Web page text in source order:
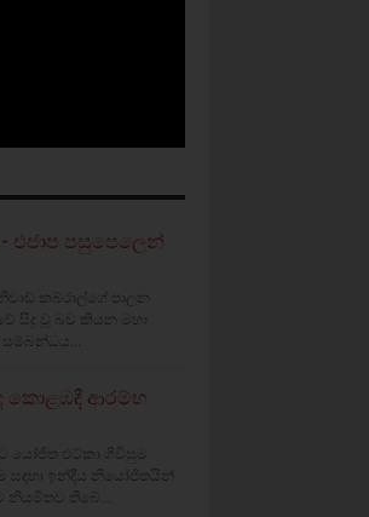
එජාප පසුපෙලෙන්
කබ්රාල්ගේ පාලන
සිදු වූ බව කියන මහා
සම්බන්ධය...
කොළඹදී ආරම්භ
යෝජිත එට්කා ගිවිසුම
සඳහා ඉන්දීය නියෝජිතයින්
නියමිතව තිබේ...